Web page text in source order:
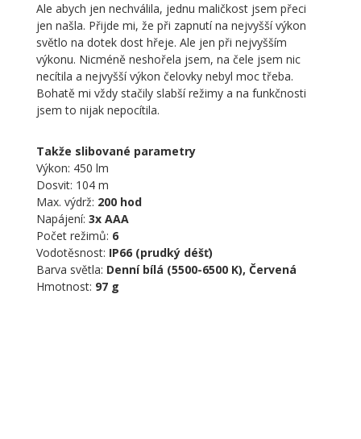
Ale abych jen nechválila, jednu maličkost jsem přeci
jen našla. Přijde mi, že při zapnutí na nejvyšší výkon
světlo na dotek dost hřeje. Ale jen při nejvyšším
výkonu. Nicméně neshořela jsem, na čele jsem nic
necítila a nejvyšší výkon čelovky nebyl moc třeba.
Bohatě mi vždy stačily slabší režimy a na funkčnosti
jsem to nijak nepocítila.
Takže slibované parametry
Výkon: 450 lm
Dosvit: 104 m
Max. výdrž: 200 hod
Napájení: 3x AAA
Počet režimů: 6
Vodotěsnost: IP66 (prudký déšť)
Barva světla: Denní bílá (5500-6500 K), Červená
Hmotnost: 97 g